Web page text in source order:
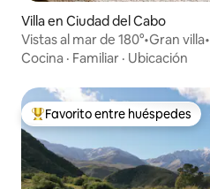
Villa en Ciudad del Cabo
Vistas al mar de 180°•Gran
Cocina · Familiar · Ubicación
De los mejores en Favorito
Favorito entre huéspedes